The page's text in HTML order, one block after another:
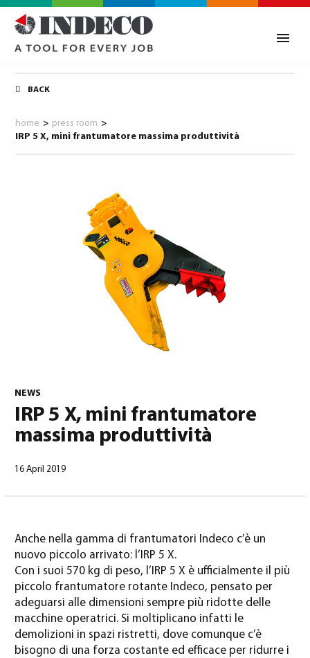
0
BACK
home > press room >
IRP 5 X, mini frantumatore massima produttività
NEWS
IRP 5 X, mini frantumatore
massima produttività
16 April 2019
Anche nella gamma di frantumatori Indeco c’è un
nuovo piccolo arrivato: l’IRP 5 X.
Con i suoi 570 kg di peso, l’IRP 5 X è ufficialmente il più
piccolo frantumatore rotante Indeco, pensato per
adeguarsi alle dimensioni sempre più ridotte delle
macchine operatrici. Si moltiplicano infatti le
demolizioni in spazi ristretti, dove comunque c’è
bisogno di una forza costante ed efficace per ridurre i